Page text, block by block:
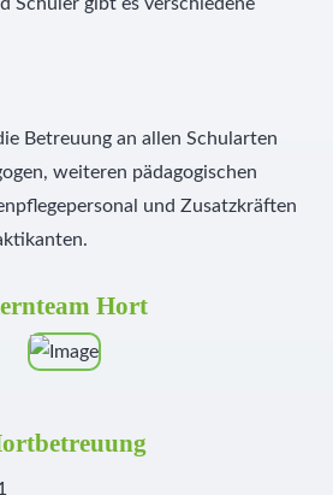
Schüler gibt es verschiedene
Betreuung an allen Schularten
weiteren pädagogischen
und Zusatzkräften
Hort